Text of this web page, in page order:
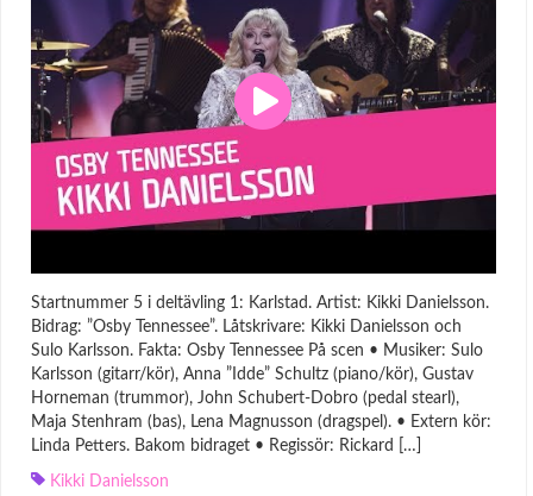
Startnummer 5 i deltävling 1: Karlstad. Artist: Kikki Danielsson.
Bidrag: ”Osby Tennessee”. Låtskrivare: Kikki Danielsson och
Sulo Karlsson. Fakta: Osby Tennessee På scen • Musiker: Sulo
Karlsson (gitarr/kör), Anna ”Idde” Schultz (piano/kör), Gustav
Horneman (trummor), John Schubert-Dobro (pedal stearl),
Maja Stenhram (bas), Lena Magnusson (dragspel). • Extern kör:
Linda Petters. Bakom bidraget • Regissör: Rickard […]
Kikki Danielsson